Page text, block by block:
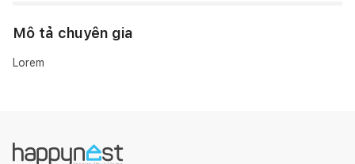
Mô tả chuyên gia
Lorem